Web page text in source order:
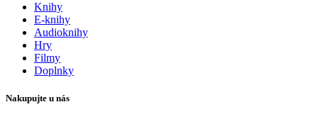
Knihy
E-knihy
Audioknihy
Hry
Filmy
Doplnky
Nakupujte u nás